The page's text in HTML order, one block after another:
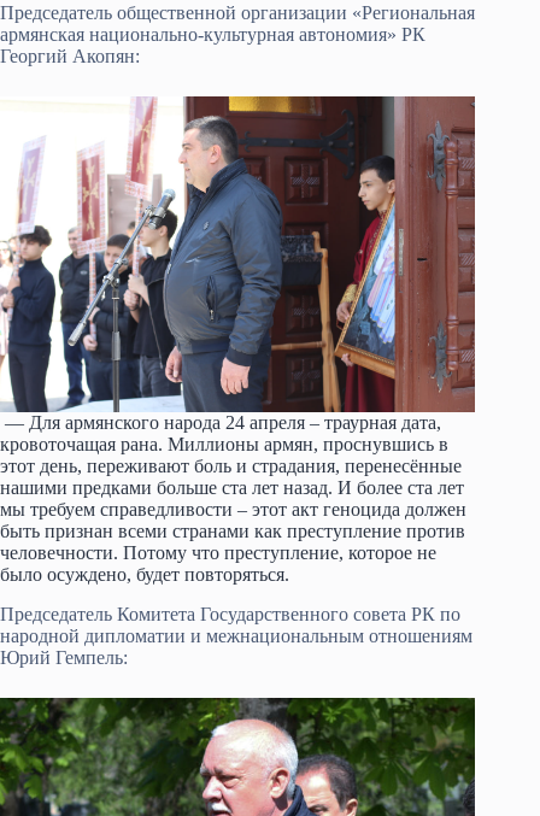
Председатель общественной организации «Региональная
армянская национально-культурная автономия» РК
Георгий Акопян:
— Для армянского народа 24 апреля – траурная дата,
кровоточащая рана. Миллионы армян, проснувшись в
этот день, переживают боль и страдания, перенесённые
нашими предками больше ста лет назад. И более ста лет
мы требуем справедливости – этот акт геноцида должен
быть признан всеми странами как преступление против
человечности. Потому что преступление, которое не
было осуждено, будет повторяться.
Председатель Комитета Государственного совета РК по
народной дипломатии и межнациональным отношениям
Юрий Гемпель: